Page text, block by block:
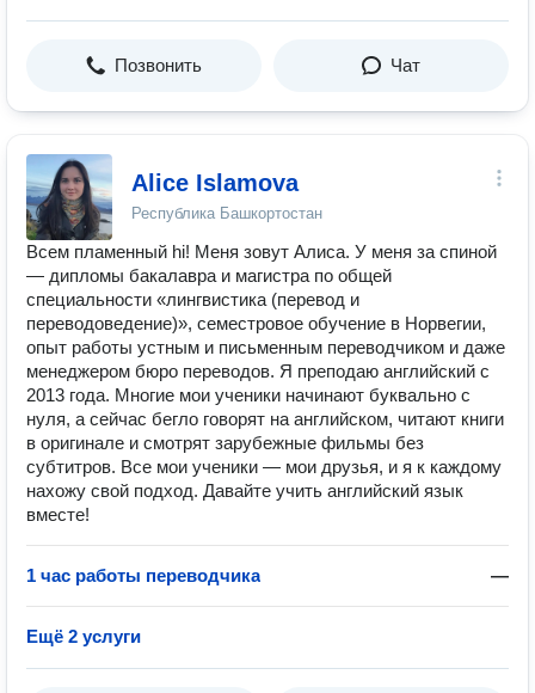
Позвонить Чат
Alice Islamova
Республика Башкортостан
Всем пламенный hi! Меня зовут Алиса. У меня за спиной
— дипломы бакалавра и магистра по общей
специальности «лингвистика (перевод и
переводоведение)», семестровое обучение в Норвегии,
опыт работы устным и письменным переводчиком и даже
менеджером бюро переводов. Я преподаю английский с
2013 года. Многие мои ученики начинают буквально с
нуля, а сейчас бегло говорят на английском, читают книги
в оригинале и смотрят зарубежные фильмы без
субтитров. Все мои ученики — мои друзья, и я к каждому
нахожу свой подход. Давайте учить английский язык
вместе!
1 час работы переводчика —
Ещё 2 услуги